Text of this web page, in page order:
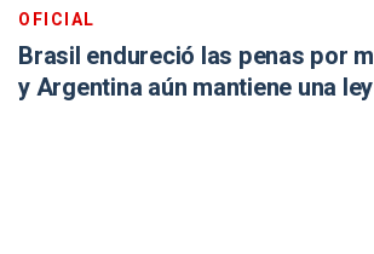
OFICIAL
Brasil endureció las penas por
y Argentina aún mantiene una